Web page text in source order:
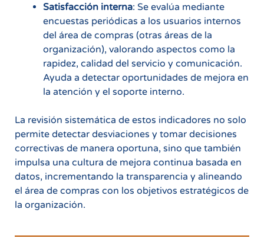
Satisfacción interna: Se evalúa mediante
encuestas periódicas a los usuarios internos
del área de compras (otras áreas de la
organización), valorando aspectos como la
rapidez, calidad del servicio y comunicación.
Ayuda a detectar oportunidades de mejora en
la atención y el soporte interno.
La revisión sistemática de estos indicadores no solo
permite detectar desviaciones y tomar decisiones
correctivas de manera oportuna, sino que también
impulsa una cultura de mejora continua basada en
datos, incrementando la transparencia y alineando
el área de compras con los objetivos estratégicos de
la organización.